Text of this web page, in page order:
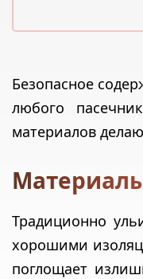
Безопасное
любого
материалов
Традиционно
хорошими
поглощает